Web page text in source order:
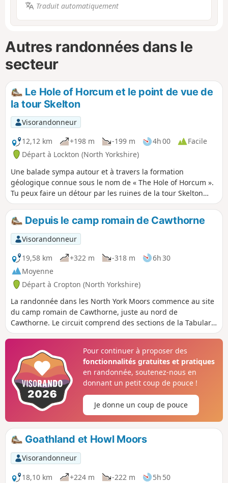
Traduit automatiquement
Autres randonnées dans le
secteur
Le Hole of Horcum et le point de vue de
la tour Skelton
Visorandonneur
12,12 km
+198 m -199 m 4h 00
Facile
Départ à Lockton (North Yorkshire)
Une balade sympa autour et à travers la formation
géologique connue sous le nom de « The Hole of Horcum ».
Tu peux faire un détour par les ruines de la tour Skelton
Tower, d'où tu auras une belle vue sur les locomotives à
vapeur du North Yorkshire Moors Historical Railway. Le bord
du trou présente des vestiges de travaux de terrassement
datant de l'âge du fer, qui ont pris la forme de digues.
Depuis le camp romain de Cawthorne
Visorandonneur
19,58 km
+322 m -318 m
6h 30
Moyenne
Départ à Cropton (North Yorkshire)
La randonnée dans les North York Moors commence au site
du camp romain de Cawthorne, juste au nord de
Cawthorne. Le circuit comprend des sections de la Tabular
Hills Walk et des sentiers forestiers de Cropton, ainsi que la
faire le tour des camps romains et profiter d'un panorama
qui couvre une bonne partie de la randonnée que tu viens
de faire.
Pour continuer à proposer des
fonctionnalités gratuites et pratiques
en randonnée, soutenez-nous en
donnant un petit coup de pouce !
Je donne un coup de pouce
Goathland et Howl Moors
Visorandonneur
18,10 km
+224 m -222 m 5h 50